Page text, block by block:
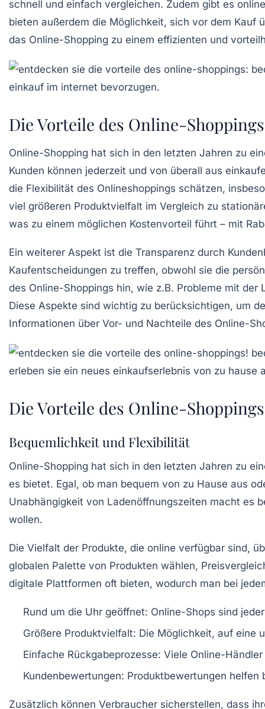
schnell und einfach vergleichen. Zudem gibt es
bieten außerdem die Möglichkeit, sich vor dem Kauf
das Online-Shopping zu einem effizienten und
Die Vorteile des Online-Shoppings
Online-Shopping hat sich in den letzten Jahren zu
Kunden können jederzeit und von überall aus
die Flexibilität des Onlineshoppings schätzen,
viel größeren Produktvielfalt im Vergleich zu
was zu einem möglichen Kostenvorteil führt – mit
Ein weiterer Aspekt ist die Transparenz durch
Kaufentscheidungen zu treffen, obwohl sie die
des Online-Shoppings hin, wie z.B. Probleme mit
Diese Aspekte sind wichtig zu berücksichtigen, um
Informationen über Vor- und Nachteile des Online-
Die Vorteile des Online-Shoppings
Bequemlichkeit und Flexibilität
Online-Shopping hat sich in den letzten Jahren zu
es bietet. Egal, ob man bequem von zu Hause aus
Unabhängigkeit von Ladenöffnungszeiten macht es
wollen.
Die Vielfalt der Produkte, die online verfügbar sind,
globalen Palette von Produkten wählen,
digitale Plattformen oft bieten, wodurch man bei
Rund um die Uhr geöffnet: Online-Shops sind
Größere Produktvielfalt: Die Möglichkeit, auf eine
Einfache Rückgabeprozesse: Viele Online-
Kundenbewertungen: Produktbewertungen helfen
Zusätzlich können Verbraucher sicherstellen, dass